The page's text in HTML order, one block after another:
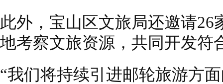
此外，宝山区文旅局还邀请
地考察文旅资源，共同开发符
“我们将持续引进邮轮旅游方